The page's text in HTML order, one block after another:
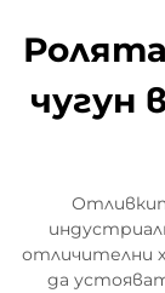
чугун
отличителни
да